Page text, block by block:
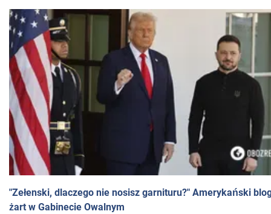
"Zełenski, dlaczego nie nosisz garnituru?" Amerykański
żart w Gabinecie Owalnym